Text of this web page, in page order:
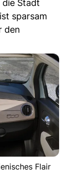
Stadt
sparsam
den
Flair